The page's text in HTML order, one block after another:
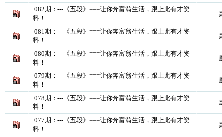
082期：---《五段》===让你奔富翁生活，跟上此有才资
料！
081期：---《五段》===让你奔富翁生活，跟上此有才资
料！
080期：---《五段》===让你奔富翁生活，跟上此有才资
料！
079期：---《五段》===让你奔富翁生活，跟上此有才资
料！
078期：---《五段》===让你奔富翁生活，跟上此有才资
料！
077期：---《五段》===让你奔富翁生活，跟上此有才资
料！